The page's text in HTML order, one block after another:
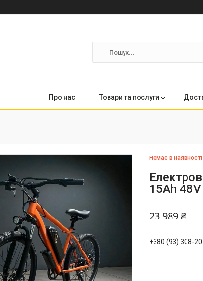
Про нас Товари та послуги
Немає в наявності
15Ah
23 989 ₴
+380 (93) 308-